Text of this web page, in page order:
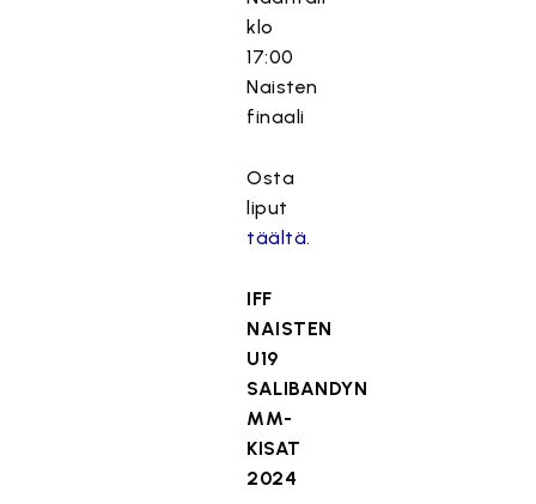
klo
17:00
Naisten
finaali
Osta
liput
täältä.
IFF
NAISTEN
U19
SALIBANDYN
MM-
KISAT
2024